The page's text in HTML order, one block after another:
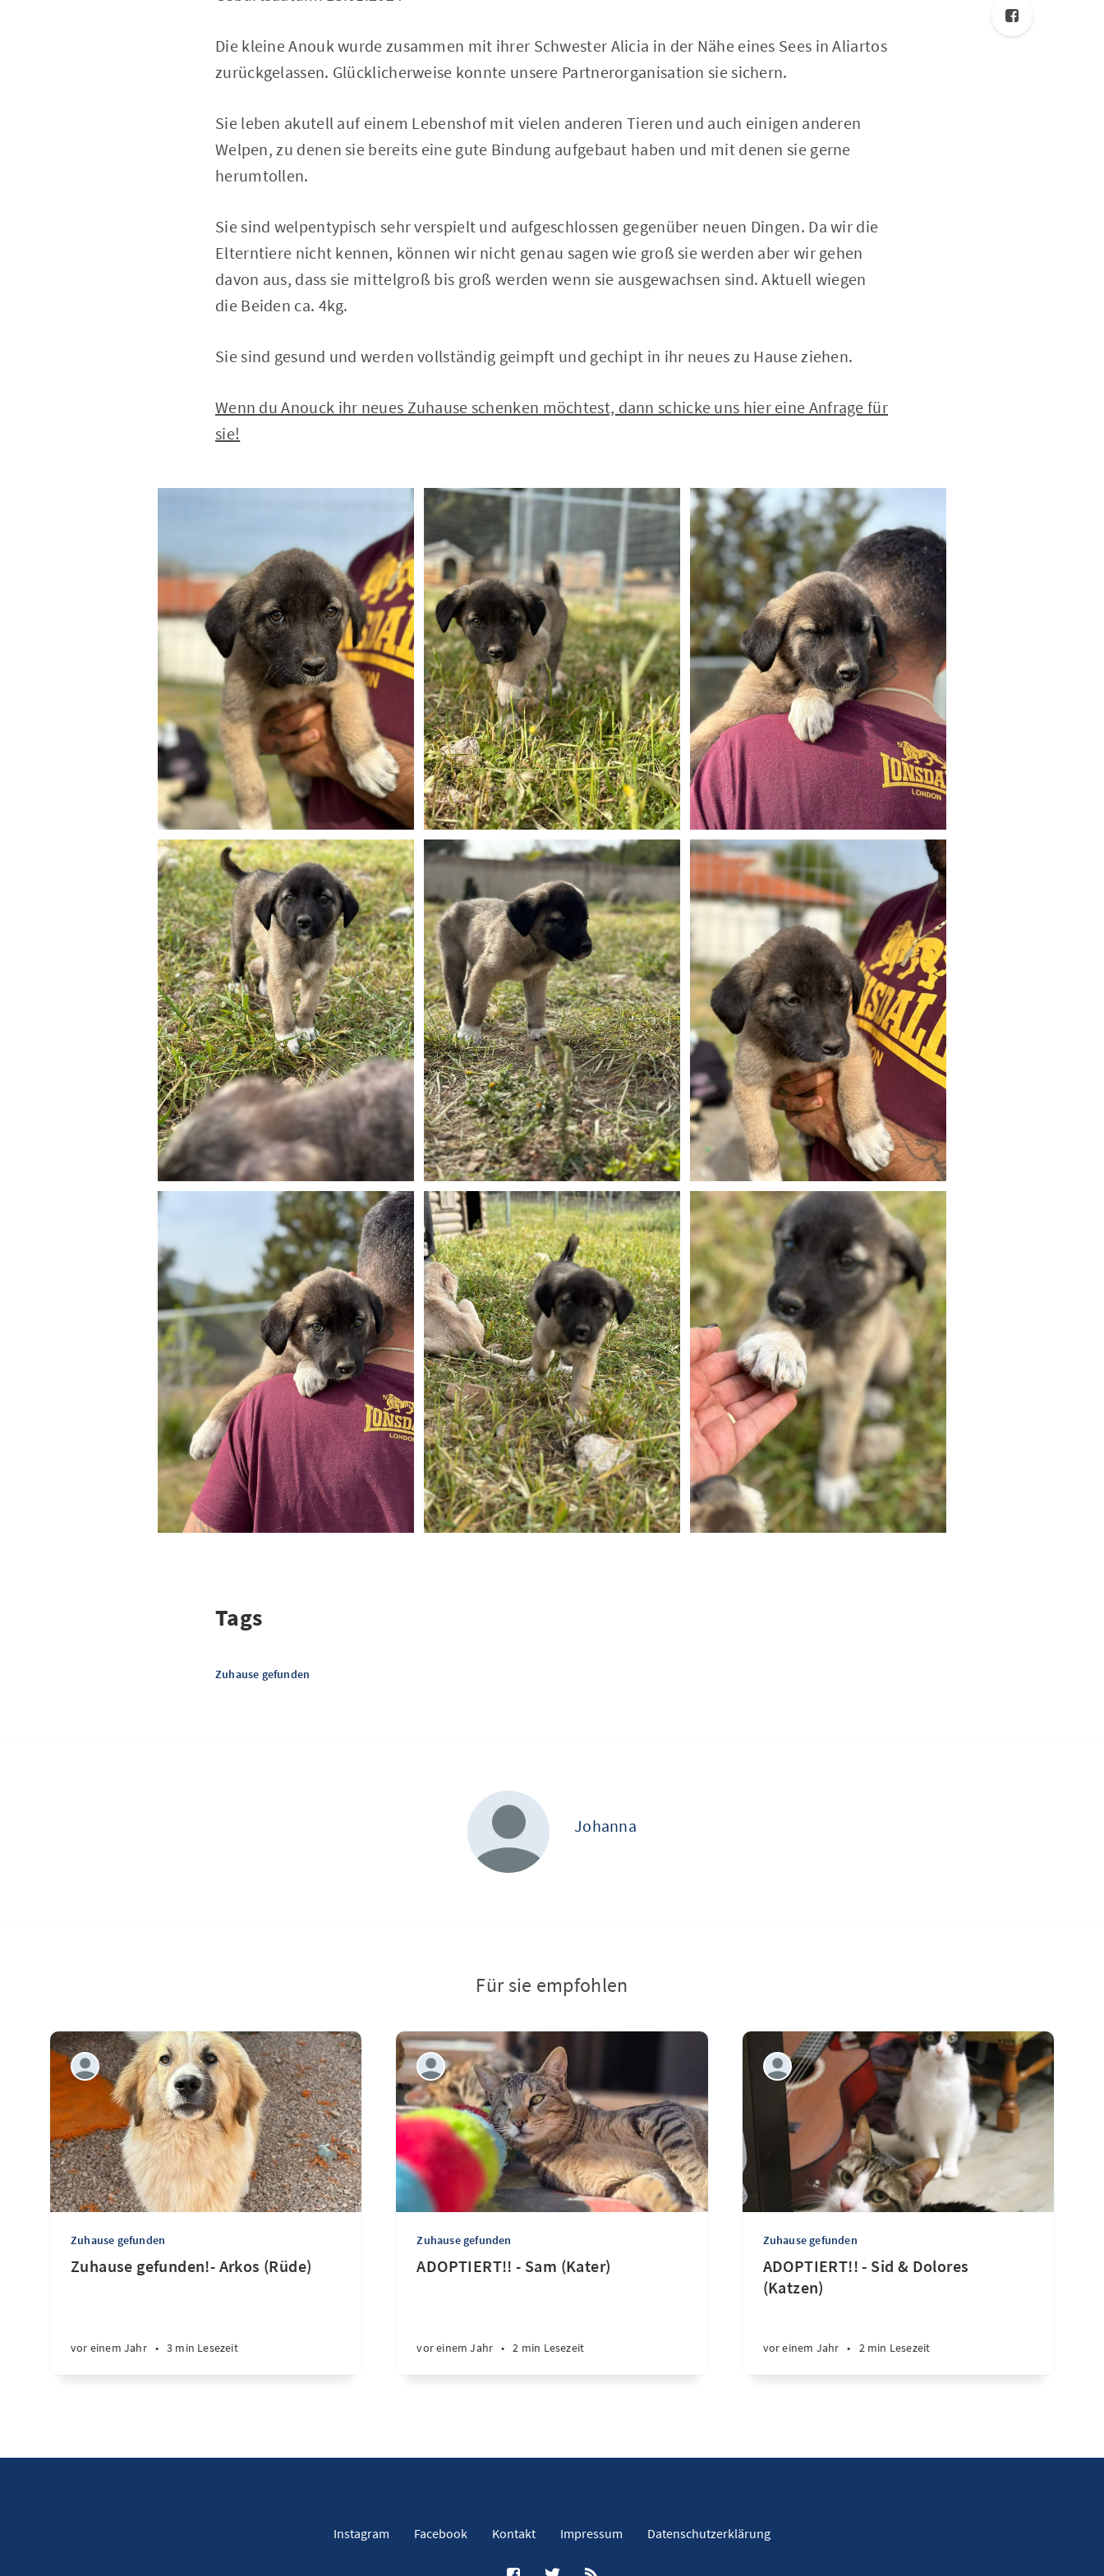
Die kleine Anouk wurde zusammen mit ihrer Schwester Alicia in der Nähe eines Sees in Aliartos
zurückgelassen. Glücklicherweise konnte unsere Partnerorganisation sie sichern.
Sie leben akutell auf einem Lebenshof mit vielen anderen Tieren und auch einigen anderen
Welpen, zu denen sie bereits eine gute Bindung aufgebaut haben und mit denen sie gerne
herumtollen.
Sie sind welpentypisch sehr verspielt und aufgeschlossen gegenüber neuen Dingen. Da wir die
Elterntiere nicht kennen, können wir nicht genau sagen wie groß sie werden aber wir gehen
davon aus, dass sie mittelgroß bis groß werden wenn sie ausgewachsen sind. Aktuell wiegen
die Beiden ca. 4kg.
Sie sind gesund und werden vollständig geimpft und gechipt in ihr neues zu Hause ziehen.
Wenn du Anouck ihr neues Zuhause schenken möchtest, dann schicke uns hier eine Anfrage für
sie!
Tags
Zuhause gefunden
Johanna
Für sie empfohlen
Zuhause gefunden
Zuhause gefunden!- Arkos (Rüde)
vor einem Jahr • 3 min Lesezeit
Zuhause gefunden
ADOPTIERT!! - Sam (Kater)
vor einem Jahr • 2 min Lesezeit
Zuhause gefunden
ADOPTIERT!! - Sid & Dolores
(Katzen)
vor einem Jahr • 2 min Lesezeit
Instagram Facebook Kontakt Impressum Datenschutzerklärung